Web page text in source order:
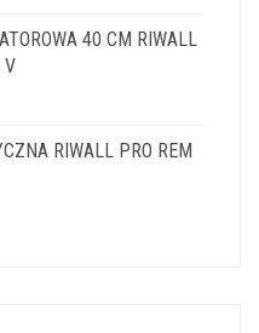
40 CM RIWALL
V
RIWALL PRO REM